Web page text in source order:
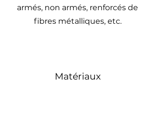
armés, non armés, renforcés de
fibres métalliques, etc.
Matériaux